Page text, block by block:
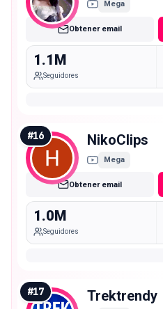
Mega
Obtener email
1.1M
Seguidores
#16 NikoClips
Mega
Obtener email
1.0M
Seguidores
#17 Trektrendy